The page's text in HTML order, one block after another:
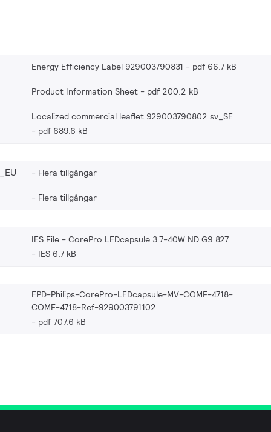
Energy Efficiency Label 929003790831 pdf 66.7 kB
Product Information Sheet pdf 200.2 kB
Localized commercial leaflet 929003790802 sv_SE
pdf 689.6 kB
Flera tillgångar
Flera tillgångar
IES File - CorePro LEDcapsule 3.7-40W ND G9 827
IES 6.7 kB
EPD-Philips-CorePro-LEDcapsule-MV-COMF-4718-
COMF-4718-Ref-929003791102
pdf 707.6 kB